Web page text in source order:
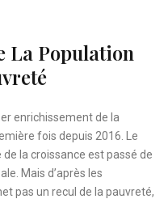
La Population
enrichissement de la
fois depuis 2016. Le
la croissance est passé de
Mais d’après les
pas un recul de la pauvreté,